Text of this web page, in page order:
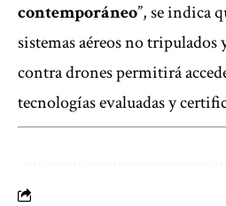
contemporáneo”, se indica
sistemas aéreos no tripulados
contra drones permitirá
tecnologías evaluadas y